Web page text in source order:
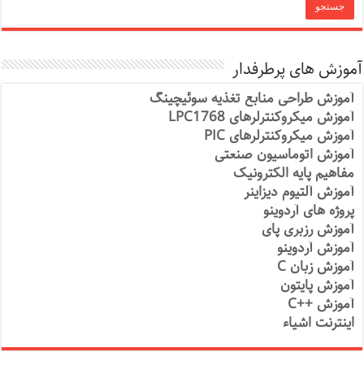
آموزش های پرطرفدار
آموزش طراحی منابع تغذیه سوئیچینگ
آموزش میکروکنترلرهای LPC1768
آموزش میکروکنترلرهای PIC
آموزش اتوماسیون صنعتی
مفاهیم پایه الکترونیک
آموزش آلتیوم دیزاینر
پروژه های آردوینو
آموزش رزبری پای
آموزش آردوینو
آموزش زبان C
آموزش پایتون
آموزش ++C
اینترنت اشیاء